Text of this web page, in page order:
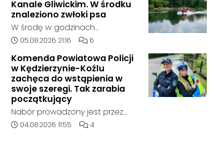
408 pomiędzy Starym Koźlem a
Bierawą.
Kanale Gliwickim. W środku
znaleziono zwłoki psa
W środę w godzinach
popołudniowych służby zostały
Gliwicki po zgłoszeniu od
zaniepokojonego świadka.
Osoba zgłaszająca zauważyła
unoszący się na wodzie czarny
worek, którego zawartość
wzbudziła jej niepokój.
Data dodania artykułu:
05.08.2026 21:16 Liczba komentarzy artykułu:
6
Komenda Powiatowa Policji
w Kędzierzynie-Koźlu
zachęca do wstąpienia w
swoje szeregi. Tak zarabia
początkujący
Nabór prowadzony jest przez
cały rok, a dokumenty można
Data dodania artykułu:
04.08.2026 11:55 Liczba komentarzy artykułu:
4